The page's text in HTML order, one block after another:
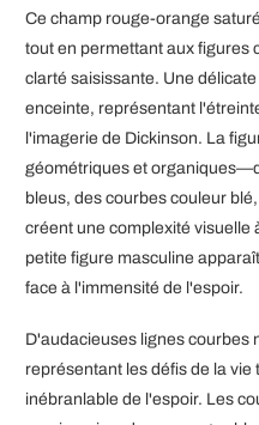
Ce champ rouge-orange
tout en permettant aux figures
clarté saisissante. Une
enceinte, représentant
l'imagerie de Dickinson. La
géométriques et
bleus, des courbes couleur
créent une complexité visuelle
petite figure masculine
face à l'immensité de l'espoir.
D'audacieuses lignes courbes
représentant les défis de la vie
inébranlable de l'espoir. Les